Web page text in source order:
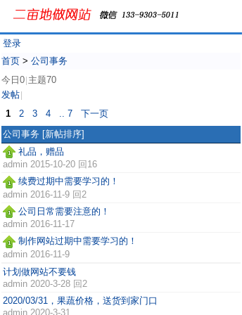
登录
首页 > 公司事务
今日0 主题70
发帖
1 2 3 4 .. 7
下一页
公司事务 [新帖排序]
礼品，赠品
admin 2015-10-20 回16
续费过期中需要学习的！
admin 2016-11-9 回2
公司日常需要注意的！
admin 2016-11-17
制作网站过期中需要学习的！
admin 2016-11-9
计划做网站不要钱
admin 2020-3-28 回2
2020/03/31，果蔬价格，送货到家门口
admin 2020-3-31